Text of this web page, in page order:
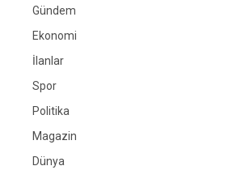
Gündem
Ekonomi
İlanlar
Spor
Politika
Magazin
Dünya